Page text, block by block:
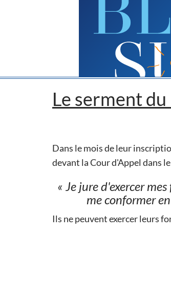
Le serment
Dans le mois de leur
devant la Cour d'Appel dans
« Je jure d'exercer
me conformer
Ils ne peuvent exercer leurs